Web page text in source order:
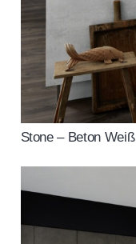
Stone – Beton Weiß